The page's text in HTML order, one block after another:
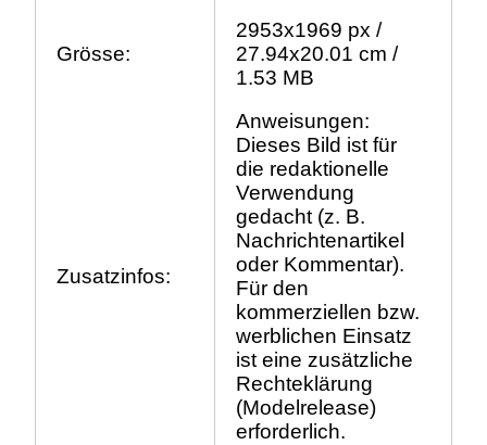
Grösse:
2953x1969 px /
27.94x20.01 cm /
1.53 MB
Zusatzinfos:
Anweisungen:
Dieses Bild ist für
die redaktionelle
Verwendung
gedacht (z. B.
Nachrichtenartikel
oder Kommentar).
Für den
kommerziellen bzw.
werblichen Einsatz
ist eine zusätzliche
Rechteklärung
(Modelrelease)
erforderlich.